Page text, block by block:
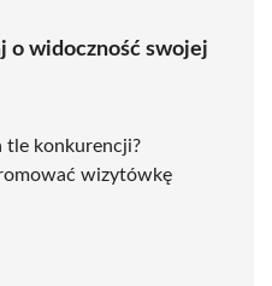
o widoczność swojej
tle konkurencji?
wizytówkę